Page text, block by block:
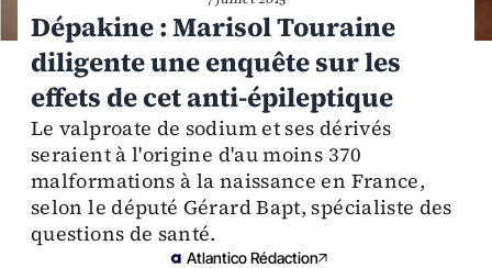
Dépakine : Marisol Touraine
diligente une enquête sur les
effets de cet anti-épileptique
Le valproate de sodium et ses dérivés
seraient à l'origine d'au moins 370
malformations à la naissance en France,
selon le député Gérard Bapt, spécialiste des
questions de santé.
Atlantico Rédaction